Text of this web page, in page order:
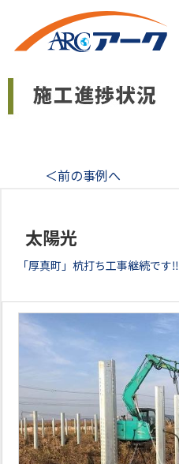
＜前の事例へ
太陽光
「厚真町」杭打ち工事継続です‼